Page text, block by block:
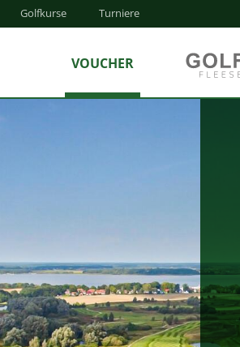
Golfkurse Turniere
VOUCHER